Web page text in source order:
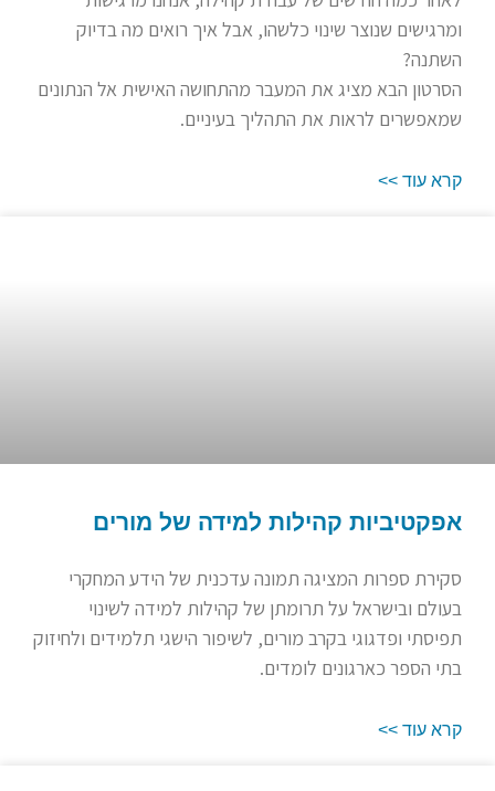
ומרגישים שנוצר שינוי כלשהו, אבל איך רואים מה בדיוק
השתנה?
הסרטון הבא מציג את המעבר מהתחושה האישית אל הנתונים
שמאפשרים לראות את התהליך בעיניים.
קרא עוד >>
אפקטיביות קהילות למידה של מורים
סקירת ספרות המציגה תמונה עדכנית של הידע המחקרי
בעולם ובישראל על תרומתן של קהילות למידה לשינוי
תפיסתי ופדגוגי בקרב מורים, לשיפור הישגי תלמידים ולחיזוק
בתי הספר כארגונים לומדים.
קרא עוד >>